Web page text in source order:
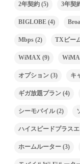
2年契約(5) 3年契
BIGLOBE(4)
Mbps(2) TXビー
WiMAX(9)
オプション(3) キ
ギガ放題プラン(4)
シーモバイル(2)
ハイスピードプラス
ホームルーター(3)